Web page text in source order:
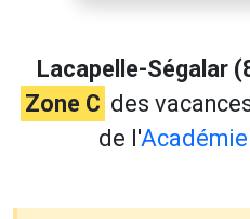
Lacapelle-Ségalar
Zone C des
de l'